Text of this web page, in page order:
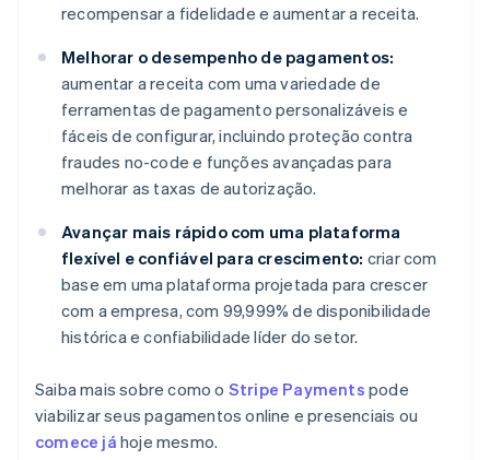
recompensar a fidelidade e aumentar a receita.
Melhorar o desempenho de pagamentos:
aumentar a receita com uma variedade de
ferramentas de pagamento personalizáveis e
fáceis de configurar, incluindo proteção contra
fraudes no-code e funções avançadas para
melhorar as taxas de autorização.
Avançar mais rápido com uma plataforma
flexível e confiável para crescimento: criar com
base em uma plataforma projetada para crescer
com a empresa, com 99,999% de disponibilidade
histórica e confiabilidade líder do setor.
Saiba mais sobre como o Stripe Payments pode
viabilizar seus pagamentos online e presenciais ou
comece já hoje mesmo.